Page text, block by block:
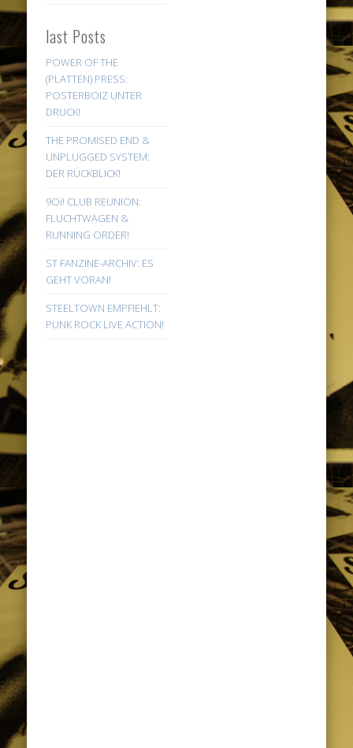
last Posts
POWER OF THE
(PLATTEN) PRESS:
POSTERBOIZ UNTER
DRUCK!
THE PROMISED END &
UNPLUGGED SYSTEM:
DER RÜCKBLICK!
9Oi! CLUB REUNION:
FLUCHTWAGEN &
RUNNING ORDER!
ST FANZINE-ARCHIV: ES
GEHT VORAN!
STEELTOWN EMPFIEHLT:
PUNK ROCK LIVE ACTION!